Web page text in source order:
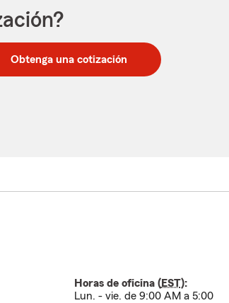
Obtenga una cotización
Horas de oficina (EST):
Lun. - vie. de 9:00 AM a 5:00